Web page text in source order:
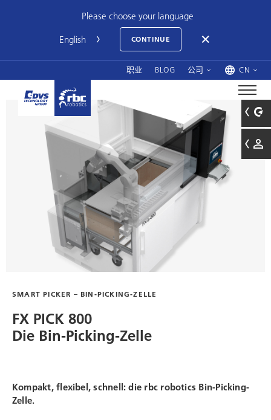
Please choose your language
CONTINUE
职业 BLOG 公司 CN
SMART PICKER – BIN-PICKING-ZELLE
FX PICK 800
Die Bin-Picking-Zelle
Kompakt, flexibel, schnell: die rbc robotics Bin-Picking-
Zelle.